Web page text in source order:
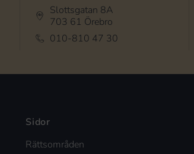
Slottsgatan 8A
703 61 Örebro
010-810 47 30
Sidor
Rättsområden